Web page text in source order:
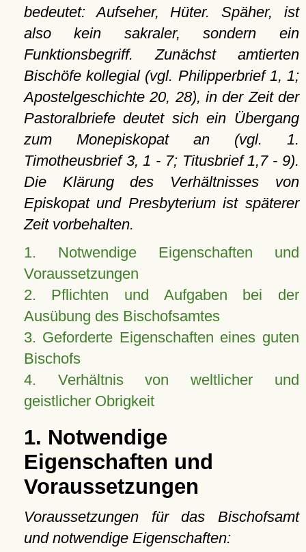
bedeutet: Aufseher, Hüter. Späher, ist
also kein sakraler, sondern ein
Funktionsbegriff. Zunächst amtierten
Bischöfe kollegial (vgl. Philipperbrief 1, 1;
Apostelgeschichte 20, 28), in der Zeit der
Pastoralbriefe deutet sich ein Übergang
zum Monepiskopat an (vgl. 1.
Timotheusbrief 3, 1 - 7; Titusbrief 1,7 - 9).
Die Klärung des Verhältnisses von
Episkopat und Presbyterium ist späterer
Zeit vorbehalten.
1. Notwendige Eigenschaften und
Voraussetzungen
2. Pflichten und Aufgaben bei der
Ausübung des Bischofsamtes
3. Geforderte Eigenschaften eines guten
Bischofs
4. Verhältnis von weltlicher und
geistlicher Obrigkeit
1. Notwendige
Eigenschaften und
Voraussetzungen
Voraussetzungen für das Bischofsamt
und notwendige Eigenschaften: